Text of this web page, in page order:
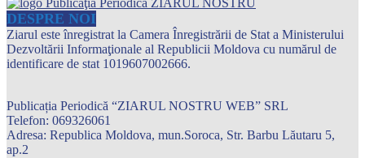
DESPRE NOI
Ziarul este înregistrat la Camera Înregistrării de Stat a Ministerului
Dezvoltării Informaţionale al Republicii Moldova cu numărul de
identificare de stat 1019607002666.
Publicația Periodică “ZIARUL NOSTRU WEB” SRL
Telefon: 069326061
Adresa: Republica Moldova, mun.Soroca, Str. Barbu Lăutaru 5,
ap.2